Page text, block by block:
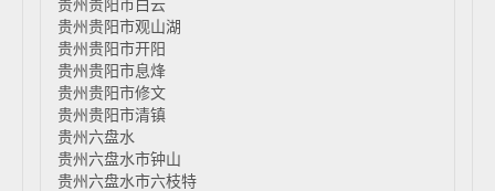
贵州贵阳市白云
贵州贵阳市观山湖
贵州贵阳市开阳
贵州贵阳市息烽
贵州贵阳市修文
贵州贵阳市清镇
贵州六盘水
贵州六盘水市钟山
贵州六盘水市六枝特